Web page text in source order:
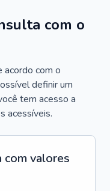
com o
acordo com o
definir um
tem acesso a
acessíveis.
com valores